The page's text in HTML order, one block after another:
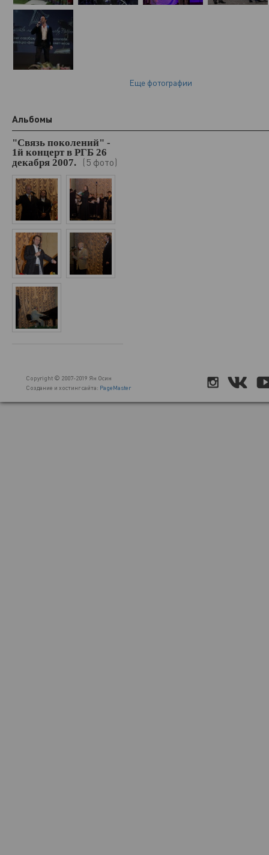
Еще фотографии
Альбомы
"Связь поколений" -
1й концерт в РГБ 26
декабря 2007.
(5 фото)
Copyright © 2007-2019 Ян Осин
Создание и хостинг сайта: PageMaster